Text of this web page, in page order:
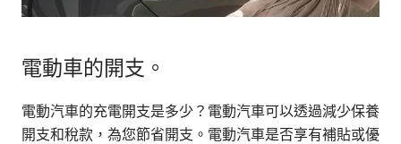
電動車的開支。
電動汽車的充電開支是多少？電動汽車可以透過減少保養
開支和稅款，為您節省開支。電動汽車是否享有補貼或優